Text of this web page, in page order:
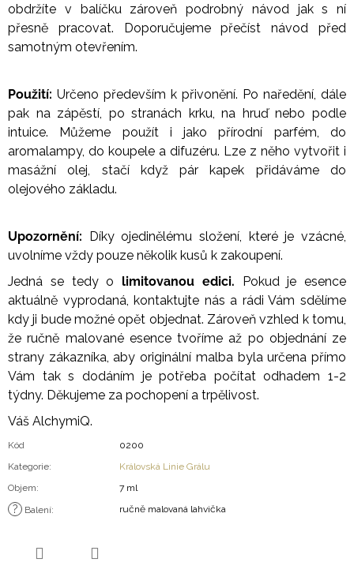
obdržíte v balíčku zároveň podrobný návod jak s ní
přesně pracovat. Doporučujeme přečíst návod před
samotným otevřením.
Použití: Určeno především k přivonění. Po naředění, dále
pak na zápěstí, po stranách krku, na hruď nebo podle
intuice. Můžeme použít i jako přírodní parfém, do
aromalampy, do koupele a difuzéru. Lze z něho vytvořit i
masážní olej, stačí když pár kapek přidáváme do
olejového základu.
Upozornění: Díky ojedinělému složení, které je vzácné,
uvolníme vždy pouze několik kusů k zakoupení.
Jedná se tedy o limitovanou edici. Pokud je esence
aktuálně vyprodaná, kontaktujte nás a rádi Vám sdělíme
kdy ji bude možné opět objednat. Zároveň vzhled k tomu,
že ručně malované esence tvoříme až po objednání ze
strany zákazníka, aby originální malba byla určena přímo
Vám tak s dodáním je potřeba počítat odhadem 1-2
týdny. Děkujeme za pochopení a trpělivost.
Váš AlchymiQ.
Kód
0200
Kategorie:
Královská Linie Grálu
Objem: 7 ml
? Balení: ručně malovaná lahvička